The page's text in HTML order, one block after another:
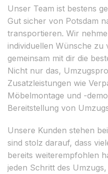
Unser Team ist bestens
Gut sicher von Potsdam
transportieren. Wir
individuellen Wünsche zu
gemeinsam mit dir die
Nicht nur das,
Zusatzleistungen wie
Möbelmontage und -
Bereitstellung von
Unsere Kunden stehen
sind stolz darauf, dass
bereits weiterempfohlen
jeden Schritt des